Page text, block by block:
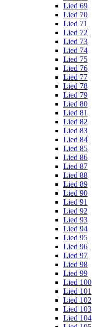
Lied 69
Lied 70
Lied 71
Lied 72
Lied 73
Lied 74
Lied 75
Lied 76
Lied 77
Lied 78
Lied 79
Lied 80
Lied 81
Lied 82
Lied 83
Lied 84
Lied 85
Lied 86
Lied 87
Lied 88
Lied 89
Lied 90
Lied 91
Lied 92
Lied 93
Lied 94
Lied 95
Lied 96
Lied 97
Lied 98
Lied 99
Lied 100
Lied 101
Lied 102
Lied 103
Lied 104